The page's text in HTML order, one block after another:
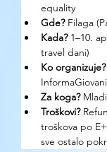
equality
Gde? Filaga
Kada? 1–10.
travel dani)
Ko organizuje?
Za koga? Mladi
Troškovi?
troškova po
sve ostalo